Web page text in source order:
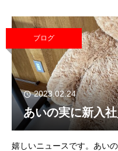
んな中、助け舟を差し伸べ
ブログ
2023.02.24
あいの実に新入
嬉しいニュースです。あい